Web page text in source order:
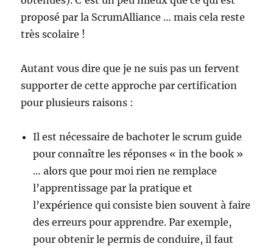
proposé par la ScrumAlliance … mais cela reste
très scolaire !
Autant vous dire que je ne suis pas un fervent
supporter de cette approche par certification
pour plusieurs raisons :
Il est nécessaire de bachoter le scrum guide
pour connaître les réponses « in the book »
… alors que pour moi rien ne remplace
l’apprentissage par la pratique et
l’expérience qui consiste bien souvent à faire
des erreurs pour apprendre. Par exemple,
pour obtenir le permis de conduire, il faut